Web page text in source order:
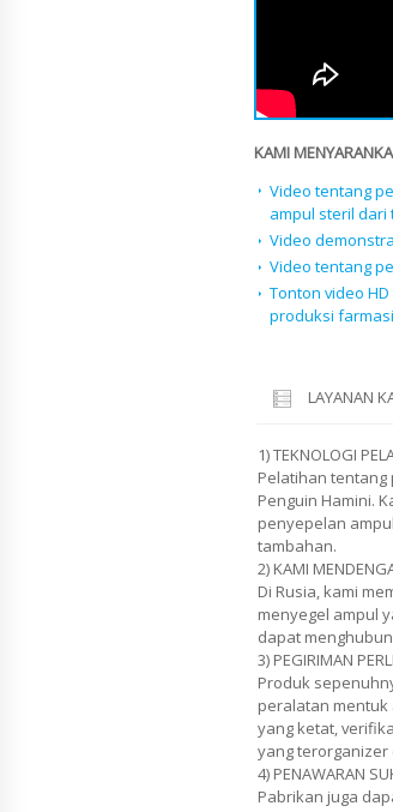
KAMI
Video tentang
ampul steril dari
Video
Video tentang
Tonton video
produksi farmasi
LAYANAN
1) TEKNOLOGI
Pelatihan
Penguin Hamini.
penyepelan
tambahan.
2) KAMI
Di Rusia, kami
menyegel ampul
dapat
3) PEGIRIMAN
Produk
peralatan
yang ketat,
yang terorganizer
4) PENAWARAN
Pabrikan juga